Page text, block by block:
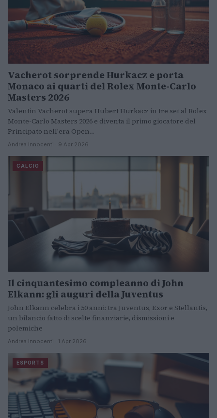
Vacherot sorprende Hurkacz e porta
Monaco ai quarti del Rolex Monte-Carlo
Masters 2026
Valentin Vacherot supera Hubert Hurkacz in tre set al Rolex
Monte-Carlo Masters 2026 e diventa il primo giocatore del
Principato nell'era Open…
Andrea Innocenti · 9 Apr 2026
CALCIO
Il cinquantesimo compleanno di John
Elkann: gli auguri della Juventus
John Elkann celebra i 50 anni: tra Juventus, Exor e Stellantis,
un bilancio fatto di scelte finanziarie, dismissioni e
polemiche
Andrea Innocenti · 1 Apr 2026
ESPORTS